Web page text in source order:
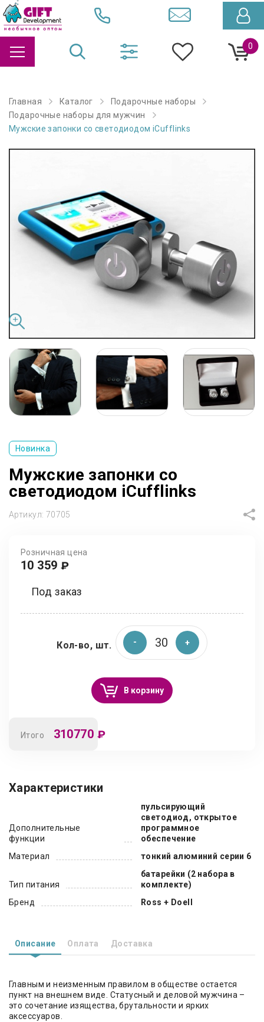
0
Главная Каталог
Подарочные наборы
Подарочные наборы для мужчин
Мужские запонки со светодиодом iCufflinks
Новинка
Мужские запонки со
светодиодом iCufflinks
Артикул: 70705
Розничная цена
10 359 ₽
Под заказ
Кол-во, шт.
В корзину
Итого 310770 ₽
Характеристики
Дополнительные
функции
пульсирующий
светодиод, открытое
программное
обеспечение
Материал
тонкий алюминий серии 6
Тип питания
батарейки (2 набора в
комплекте)
Бренд
Ross + Doell
Описание Оплата Доставка
Главным и неизменным правилом в обществе остается
пункт на внешнем виде. Статусный и деловой мужчина –
это сочетание изящества, брутальности и ярких
аксессуаров.